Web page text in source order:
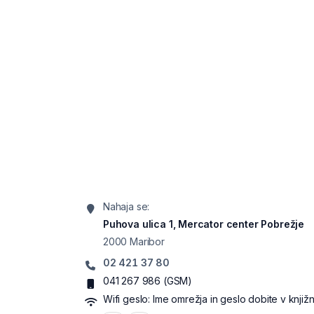
Nahaja se:
Puhova ulica 1, Mercator center Pobrežje
2000 Maribor
02 421 37 80
041 267 986 (GSM)
Wifi geslo: Ime omrežja in geslo dobite v